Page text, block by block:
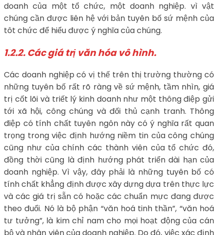
doanh của một tổ chức, một doanh nghiệp. vì vật
chúng cần được liên hệ với bản tuyên bố sứ mệnh của
tôt chức để hiểu được ý nghĩa của chúng.
1.2.2. Các giá trị văn hóa vô hình.
Các doanh nghiệp có vị thế trên thị trường thường có
những tuyên bố rất rõ ràng về sứ mệnh, tầm nhìn, giá
trị cốt lõi và triết lý kinh doanh như một thông điệp gửi
tới xã hội, công chúng và đối thủ cạnh tranh. Thông
điệp có tính chất tuyên ngôn này có ý nghĩa rất quan
trọng trong việc định hướng niềm tin của công chúng
cũng như của chính các thành viên của tổ chức đó,
đồng thời cũng là định hướng phát triển dài hạn của
doanh nghiệp. Vì vậy, đây phải là những tuyên bố có
tính chất khẳng định được xây dựng dựa trên thực lực
và các giá trị sẵn có hoặc các chuẩn mực đang được
theo đuổi. Nó là bộ phận “văn hoá tinh thần”, “văn hoá
tư tưởng”, là kim chỉ nam cho mọi hoạt động của cán